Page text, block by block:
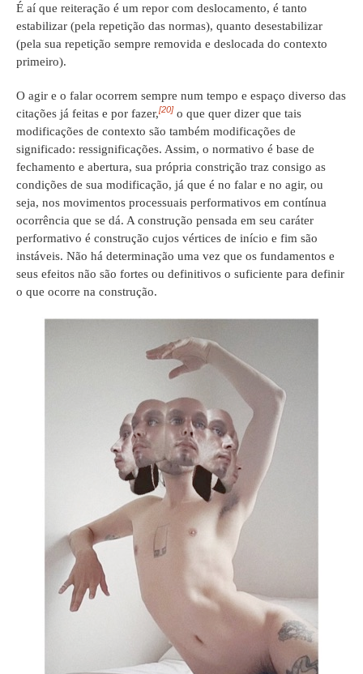
É aí que reiteração é um repor com deslocamento, é tanto
estabilizar (pela repetição das normas), quanto desestabilizar
(pela sua repetição sempre removida e deslocada do contexto
primeiro).
O agir e o falar ocorrem sempre num tempo e espaço diverso das
citações já feitas e por fazer,[20] o que quer dizer que tais
modificações de contexto são também modificações de
significado: ressignificações. Assim, o normativo é base de
fechamento e abertura, sua própria constrição traz consigo as
condições de sua modificação, já que é no falar e no agir, ou
seja, nos movimentos processuais performativos em contínua
ocorrência que se dá. A construção pensada em seu caráter
performativo é construção cujos vértices de início e fim são
instáveis. Não há determinação uma vez que os fundamentos e
seus efeitos não são fortes ou definitivos o suficiente para definir
o que ocorre na construção.